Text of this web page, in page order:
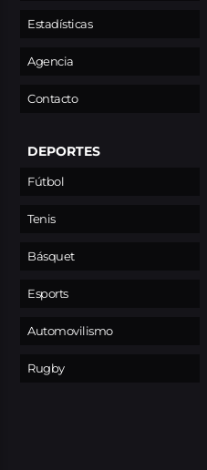
Estadísticas
Agencia
Contacto
DEPORTES
Fútbol
Tenis
Básquet
Esports
Automovilismo
Rugby